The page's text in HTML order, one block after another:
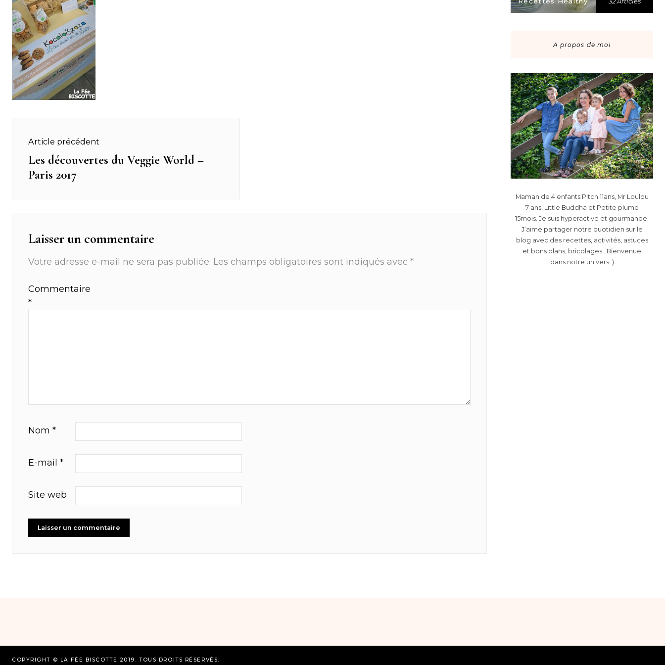
de
l’article
Article précédent
Previous
post:
Les découvertes du Veggie World –
Paris 2017
Laisser un commentaire
Votre adresse e-mail ne sera pas publiée. Les champs obligatoires sont indiqués avec*
Commentaire
*
Nom*
E-mail*
Site web
A propos de moi
Maman de 4 enfants Pitch 11ans, Mr Loulou
7 ans, Little Buddha et Petite plume
15mois. Je suis hyperactive et gourmande.
J’aime partager notre quotidien sur le
blog avec des recettes, activités, astuces
et bons plans, bricolages.. Bienvenue
dans notre univers :)
COPYRIGHT © LA FÉE BISCOTTE 2019. TOUS DROITS RÉSERVÉS.